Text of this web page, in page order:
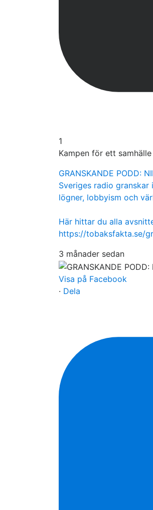
1
Kampen för ett
GRANSKANDE PODD:
Sveriges radio
lögner, lobbyism och
Här hittar du alla
https://tobaksfakta.se/
3 månader sedan
Visa på Facebook
· Dela